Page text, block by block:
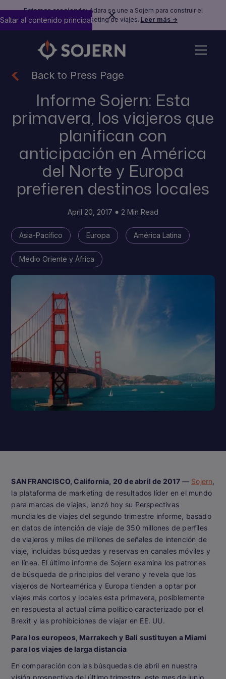
Estamos creciendo:Adara se une a Sojern para construir el
futuro del marketing de viajes. Leer más →
Saltar al contenido principal
Back to Press Page
Informe Sojern: Esta
primavera, los viajeros que
planifican con
anticipación en América
del Norte y Europa
prefieren destinos locales
April 20, 2017 2 Min Read
Asia-Pacífico Europa América Latina
Medio Oriente y África
SAN FRANCISCO, California, 20 de abril de 2017 — Sojern,
la plataforma de marketing de resultados líder en el mundo
para marcas de viajes, lanzó hoy su Perspectivas
mundiales de viajes del segundo trimestre informe, basado
en datos de intención de viaje de 350 millones de perfiles
de viajeros y miles de millones de señales de intención de
viaje, incluidas búsquedas y reservas en canales móviles y
en línea. El último informe de Sojern examina los patrones
de búsqueda de principios del verano y revela que los
viajeros de Norteamérica y Europa tienden a optar por
viajes más cortos y locales esta primavera, posiblemente
en respuesta al actual clima político caracterizado por el
Brexit y las prohibiciones de viajar en EE. UU.
Para los europeos, Marrakech y Bali sustituyen a Miami
para los viajes de larga distancia
En comparación con las búsquedas de abril en nuestra
visión prospectiva del último trimestre, este mes de junio,